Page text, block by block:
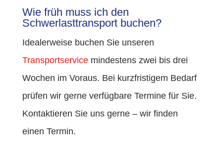
Wie früh muss ich den
Schwerlasttransport buchen?
Idealerweise buchen Sie unseren
Transportservicemindestens zwei bis drei
Wochen im Voraus. Bei kurzfristigem Bedarf
prüfen wir gerne verfügbare Termine für Sie.
Kontaktieren Sie uns gerne – wir finden
einen Termin.